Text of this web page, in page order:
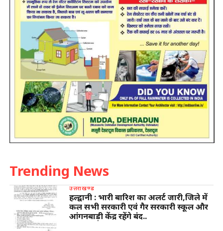
Trending News
उत्तराखण्ड
हल्द्वानी : भारी बारिश का अलर्ट जारी,जिले में
कल सभी सरकारी एवं गैर सरकारी स्कूल और
आंगनबाड़ी केंद्र रहेंगे बंद..